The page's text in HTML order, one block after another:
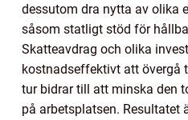
dessutom dra nytta av olika
såsom statligt stöd för
Skatteavdrag och olika
kostnadseffektivt att övergå
tur bidrar till att minska den
på arbetsplatsen. Resultatet